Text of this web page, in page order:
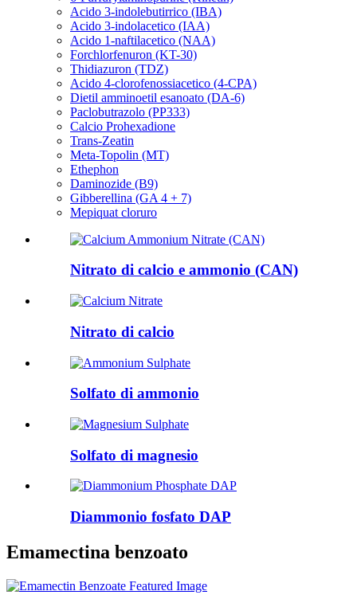
Acido 3-indolebutirrico (IBA)
Acido 3-indolacetico (IAA)
Acido 1-naftilacetico (NAA)
Forchlorfenuron (KT-30)
Thidiazuron (TDZ)
Acido 4-clorofenossiacetico (4-CPA)
Dietil amminoetil esanoato (DA-6)
Paclobutrazolo (PP333)
Calcio Prohexadione
Trans-Zeatin
Meta-Topolin (MT)
Ethephon
Daminozide (B9)
Gibberellina (GA 4 + 7)
Mepiquat cloruro
Nitrato di calcio e ammonio (CAN)
Nitrato di calcio
Solfato di ammonio
Solfato di magnesio
Diammonio fosfato DAP
Emamectina benzoato